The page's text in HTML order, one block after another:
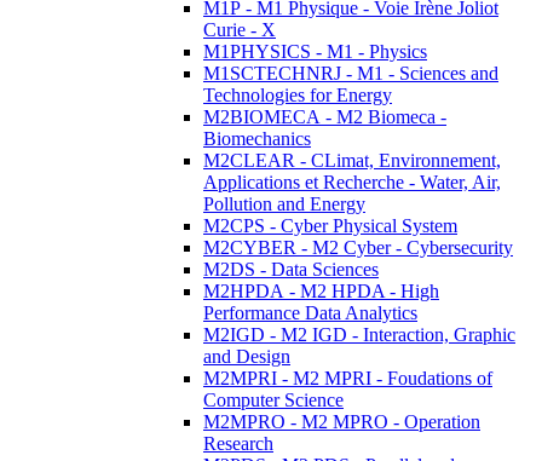
M1P - M1 Physique - Voie Irène Joliot
Curie - X
M1PHYSICS - M1 - Physics
M1SCTECHNRJ - M1 - Sciences and
Technologies for Energy
M2BIOMECA - M2 Biomeca -
Biomechanics
M2CLEAR - CLimat, Environnement,
Applications et Recherche - Water, Air,
Pollution and Energy
M2CPS - Cyber Physical System
M2CYBER - M2 Cyber - Cybersecurity
M2DS - Data Sciences
M2HPDA - M2 HPDA - High
Performance Data Analytics
M2IGD - M2 IGD - Interaction, Graphic
and Design
M2MPRI - M2 MPRI - Foudations of
Computer Science
M2MPRO - M2 MPRO - Operation
Research